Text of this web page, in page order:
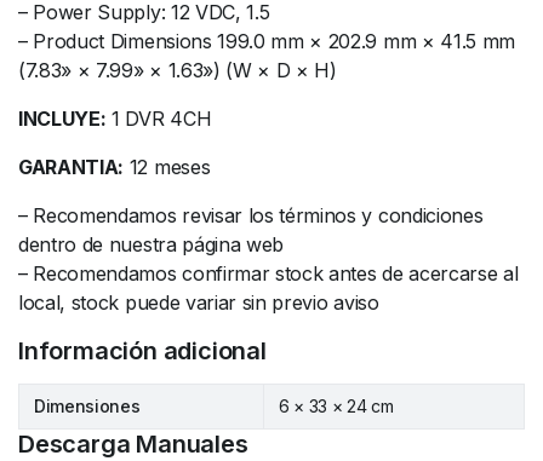
– Power Supply: 12 VDC, 1.5
– Product Dimensions 199.0 mm × 202.9 mm × 41.5 mm
(7.83» × 7.99» × 1.63») (W × D × H)
INCLUYE: 1 DVR 4CH
GARANTIA: 12 meses
– Recomendamos revisar los términos y condiciones
dentro de nuestra página web
– Recomendamos confirmar stock antes de acercarse al
local, stock puede variar sin previo aviso
Información adicional
Dimensiones 6 × 33 × 24 cm
Descarga Manuales